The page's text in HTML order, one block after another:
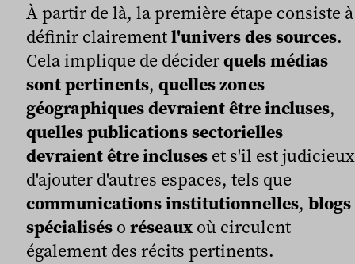
À partir de là, la première étape consiste à
définir clairementl'univers des sources.
Cela implique de déciderquels médias
sont pertinents, quelles zones
géographiques devraient être incluses,
quelles publications sectorielles
devraient être incluses et s'il est judicieux
d'ajouter d'autres espaces, tels que
communications institutionnelles, blogs
spécialisés o réseaux où circulent
également des récits pertinents.